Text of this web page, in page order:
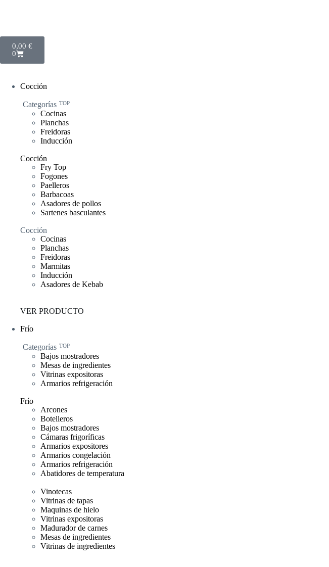
0,00 €
0
Cocción
Categorías TOP
Cocinas
Planchas
Freidoras
Inducción
Cocción
Fry Top
Fogones
Paelleros
Barbacoas
Asadores de pollos
Sartenes basculantes
Cocción
Cocinas
Planchas
Freidoras
Marmitas
Inducción
Asadores de Kebab
VER PRODUCTO
Frío
Categorías TOP
Bajos mostradores
Mesas de ingredientes
Vitrinas expositoras
Armarios refrigeración
Frío
Arcones
Botelleros
Bajos mostradores
Cámaras frigoríficas
Armarios expositores
Armarios congelación
Armarios refrigeración
Abatidores de temperatura
Vinotecas
Vitrinas de tapas
Maquinas de hielo
Vitrinas expositoras
Madurador de carnes
Mesas de ingredientes
Vitrinas de ingredientes